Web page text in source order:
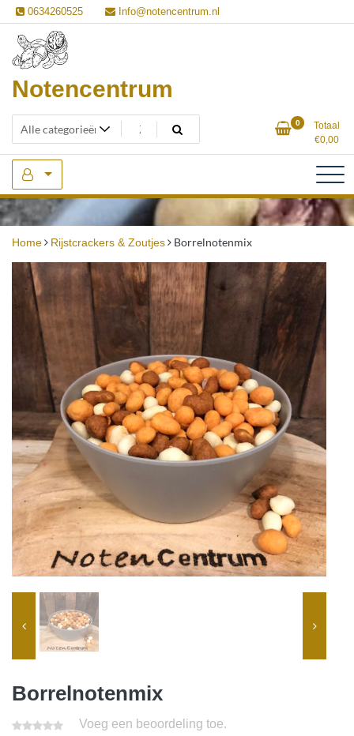
naar
inhoud
0634260525 Info@notencentrum.nl
Notencentrum
0
Totaal
€0,00
Home Rijstcrackers & Zoutjes Borrelnotenmix
Borrelnotenmix
Voeg een beoordeling toe.